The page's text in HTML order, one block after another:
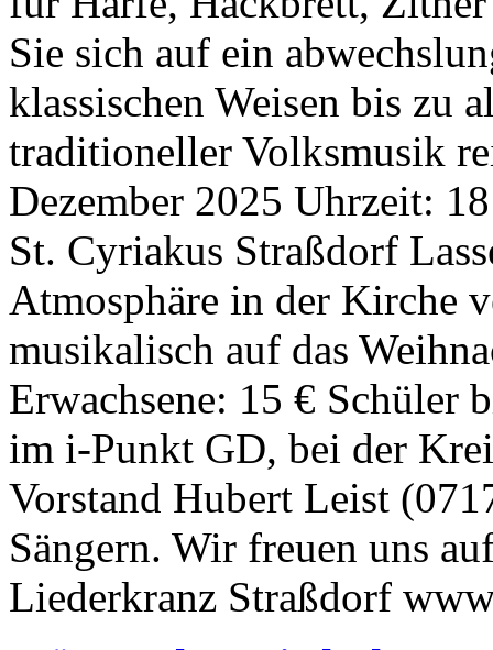
Sie sich auf ein
klassischen Weisen bis zu
traditioneller Volksmusik
Dezember 2025 Uhrzeit: 18
St. Cyriakus Straßdorf
Atmosphäre in der Kirche
musikalisch auf das
Erwachsene: 15 € Schüler
im i-​Punkt GD, bei der
Vorstand Hubert Leist (
Sängern. Wir freuen uns
Liederkranz Straßdorf